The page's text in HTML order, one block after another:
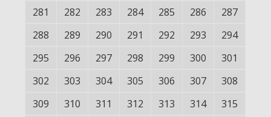
281
282 283 284 285 286
287
288
289 290 291 292 293
294
295
296 297 298 299 300
301
302
303 304 305 306 307
308
309
310 311 312 313 314
315